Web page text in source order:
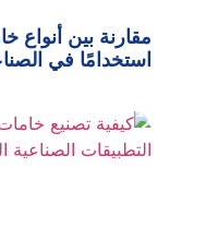
مقارنة بين أنواع
استخدامًا في